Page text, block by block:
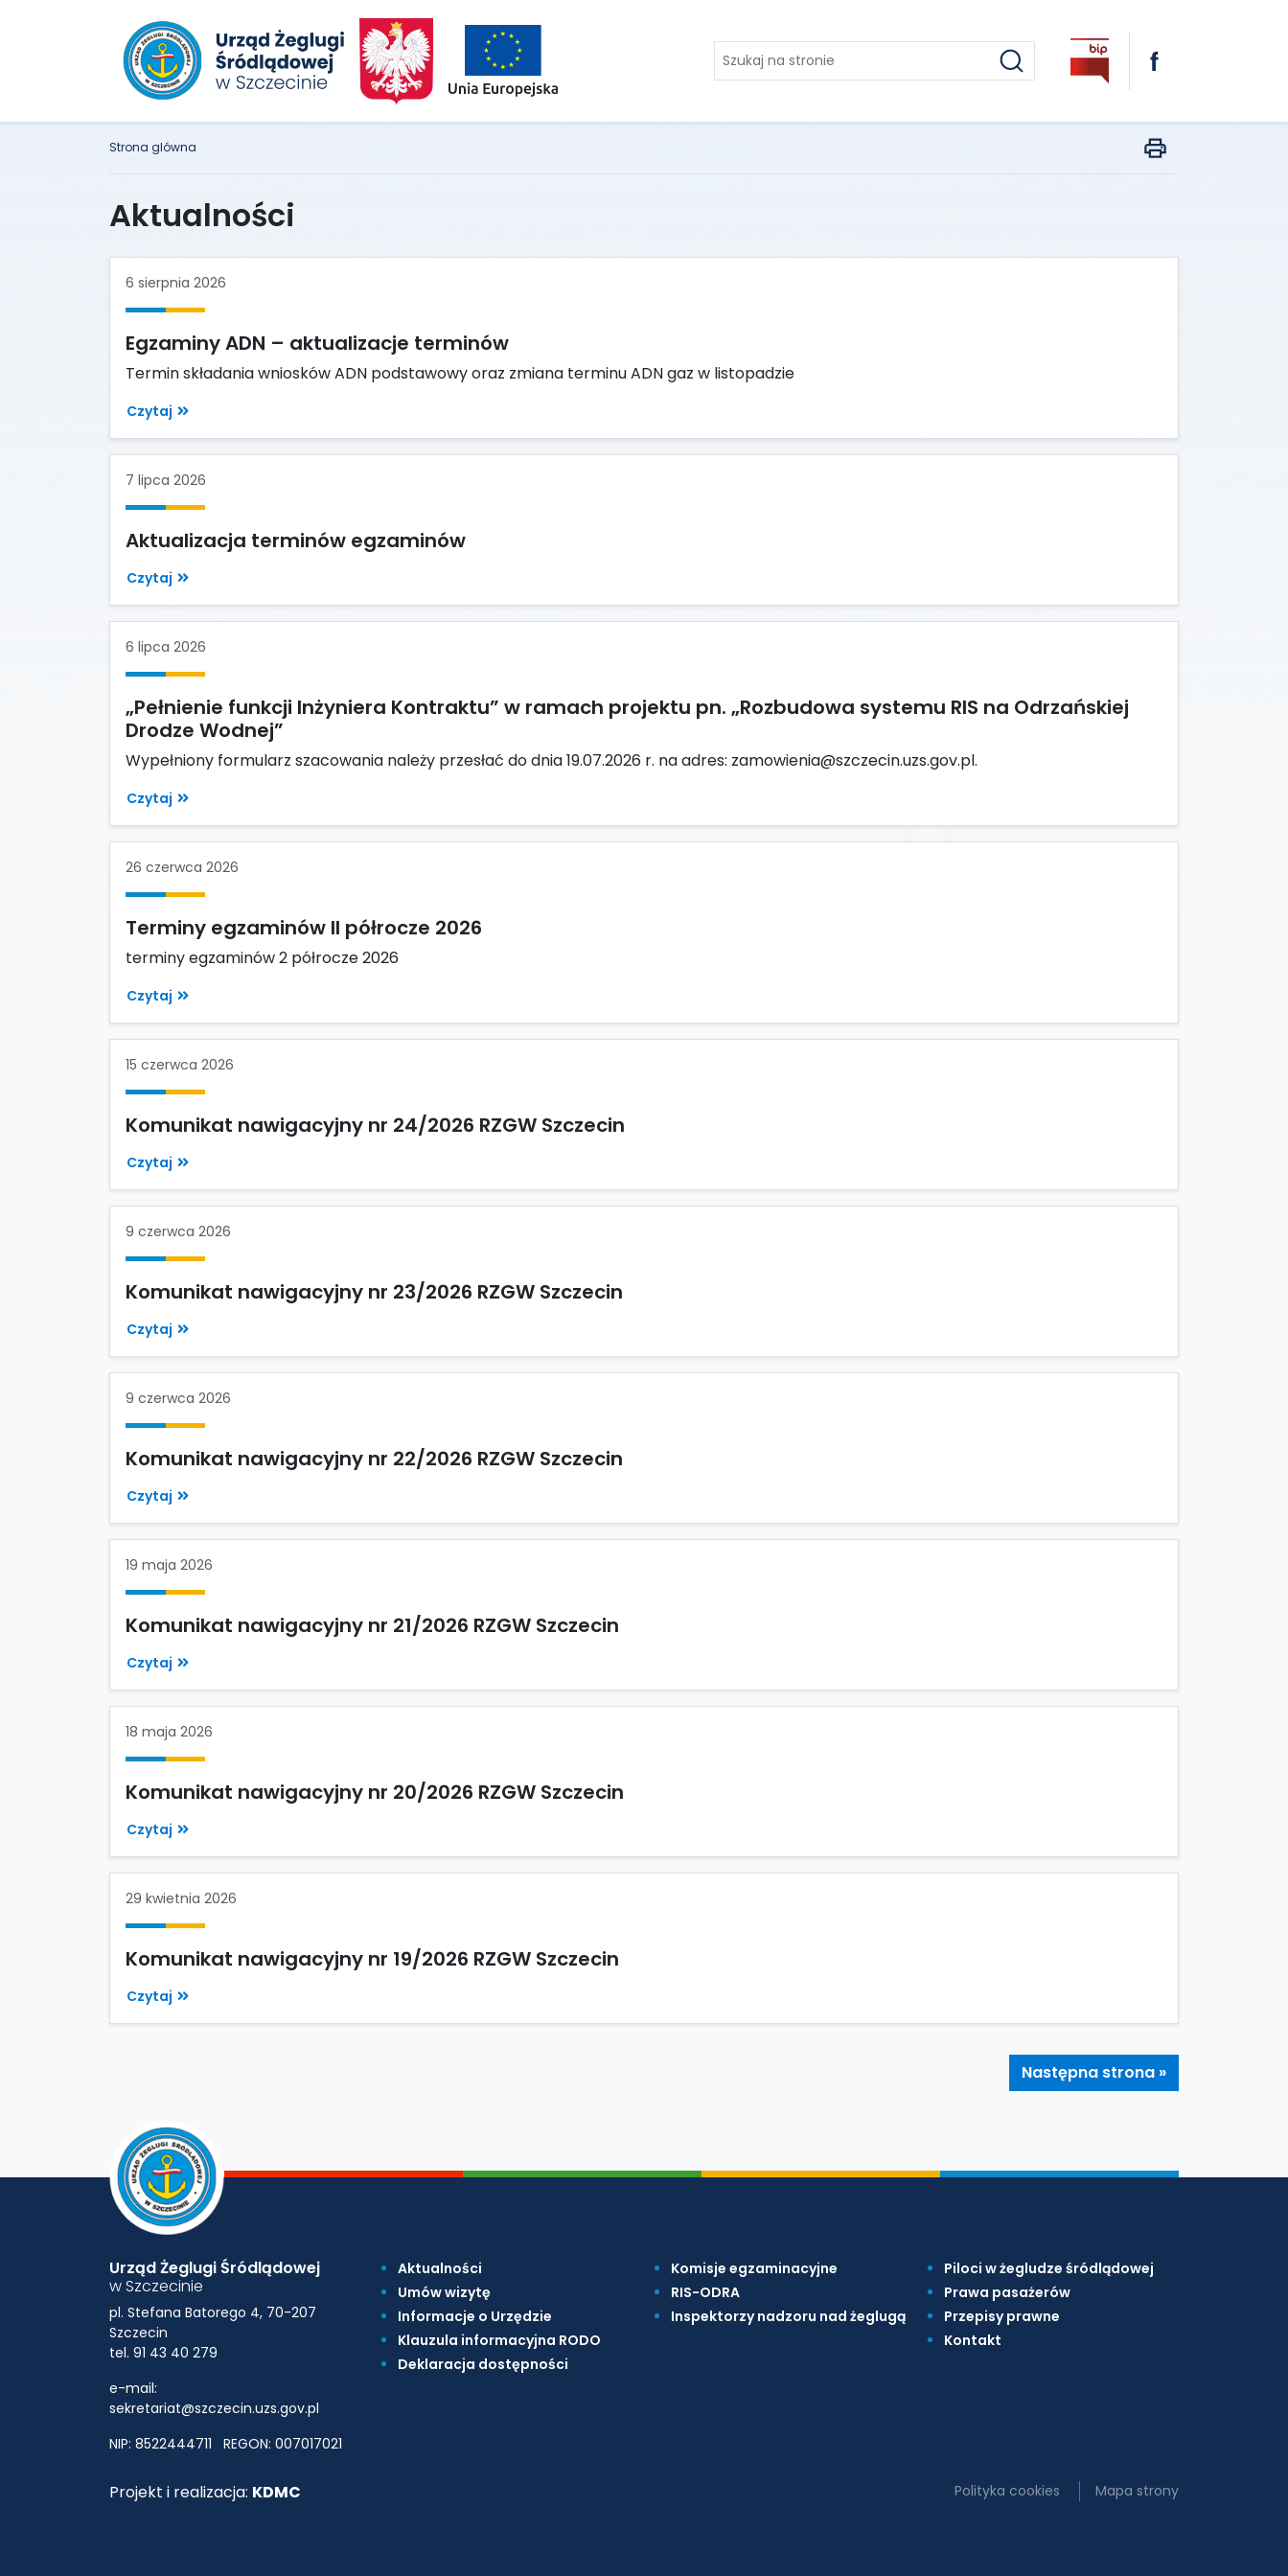
Szukaj
na
Strona glówna
Aktualności
6 sierpnia 2026
Egzaminy ADN – aktualizacje terminów
Termin składania wniosków ADN podstawowy oraz zmiana terminu ADN gaz w listopadzie
Czytaj
7 lipca 2026
Aktualizacja terminów egzaminów
Czytaj
6 lipca 2026
„Pełnienie funkcji Inżyniera Kontraktu” w ramach projektu pn. „Rozbudowa systemu RIS na Odrzańskiej
Drodze Wodnej”
Wypełniony formularz szacowania należy przesłać do dnia 19.07.2026 r. na adres: zamowienia@szczecin.uzs.gov.pl.
Czytaj
26 czerwca 2026
Terminy egzaminów II półrocze 2026
terminy egzaminów 2 półrocze 2026
Czytaj
15 czerwca 2026
Komunikat nawigacyjny nr 24/2026 RZGW Szczecin
Czytaj
9 czerwca 2026
Komunikat nawigacyjny nr 23/2026 RZGW Szczecin
Czytaj
9 czerwca 2026
Komunikat nawigacyjny nr 22/2026 RZGW Szczecin
Czytaj
19 maja 2026
Komunikat nawigacyjny nr 21/2026 RZGW Szczecin
Czytaj
18 maja 2026
Komunikat nawigacyjny nr 20/2026 RZGW Szczecin
Czytaj
29 kwietnia 2026
Komunikat nawigacyjny nr 19/2026 RZGW Szczecin
Czytaj
Następna strona »
Urząd Żeglugi Śródlądowej
w Szczecinie
pl. Stefana Batorego 4, 70-207
Szczecin
tel. 91 43 40 279
e-mail:
sekretariat@szczecin.uzs.gov.pl
NIP: 8522444711
REGON: 007017021
Aktualności
Umów wizytę
Informacje o Urzędzie
Klauzula informacyjna RODO
Deklaracja dostępności
Komisje egzaminacyjne
RIS-ODRA
Inspektorzy nadzoru nad żeglugą
Piloci w żegludze śródlądowej
Prawa pasażerów
Przepisy prawne
Kontakt
Projekt i realizacja: KDMC Polityka cookies Mapa strony